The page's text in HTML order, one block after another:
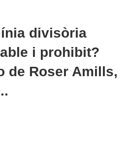
divisòria
i prohibit?
de Roser Amills,